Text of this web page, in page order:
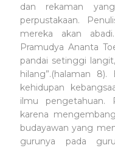
dan rekaman
perpustakaan.
mereka akan
Pramudya Ananta
pandai setinggi
hilang”.(halaman
kehidupan
ilmu pengetahuan.
karena
budayawan yang
gurunya pada